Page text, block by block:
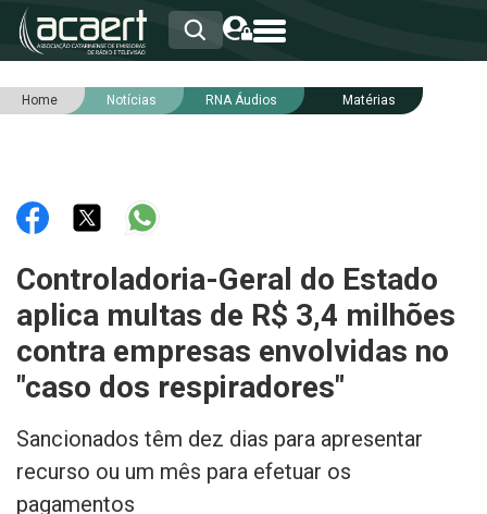
HOME
RNA
NOTÍCIAS
INTEGRIDADE
Home Notícias RNA Áudios Matérias
Controladoria-Geral do Estado
aplica multas de R$ 3,4 milhões
contra empresas envolvidas no
"caso dos respiradores"
Sancionados têm dez dias para apresentar
recurso ou um mês para efetuar os
pagamentos